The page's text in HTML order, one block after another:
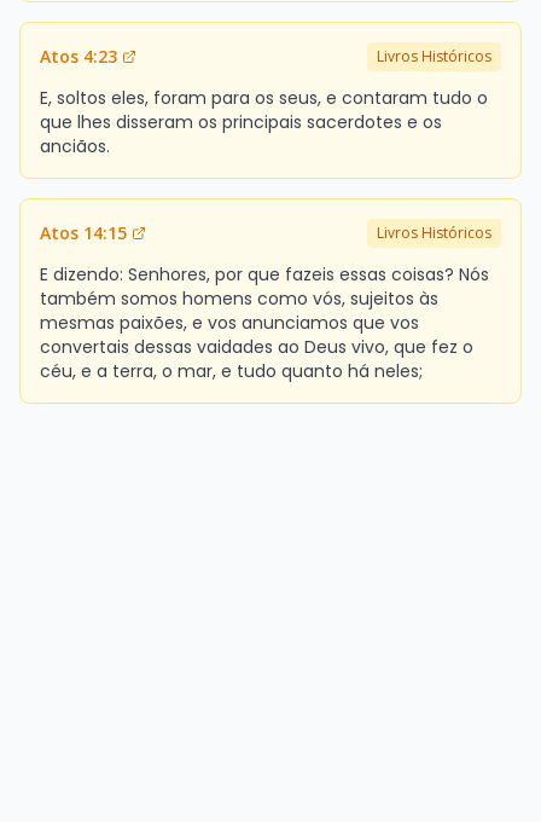
Atos 4:23 Livros Históricos
E, soltos eles, foram para os seus, e contaram tudo o
que lhes disseram os principais sacerdotes e os
anciãos.
Atos 14:15 Livros Históricos
E dizendo: Senhores, por que fazeis essas coisas? Nós
também somos homens como vós, sujeitos às
mesmas paixões, e vos anunciamos que vos
convertais dessas vaidades ao Deus vivo, que fez o
céu, e a terra, o mar, e tudo quanto há neles;